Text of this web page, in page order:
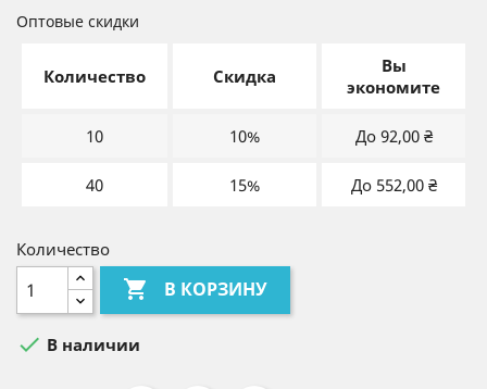
Оптовые скидки
Количество Скидка
Вы
экономите
10 10% До 92,00 ₴
40 15% До 552,00 ₴
Количество
 В КОРЗИНУ
 В наличии